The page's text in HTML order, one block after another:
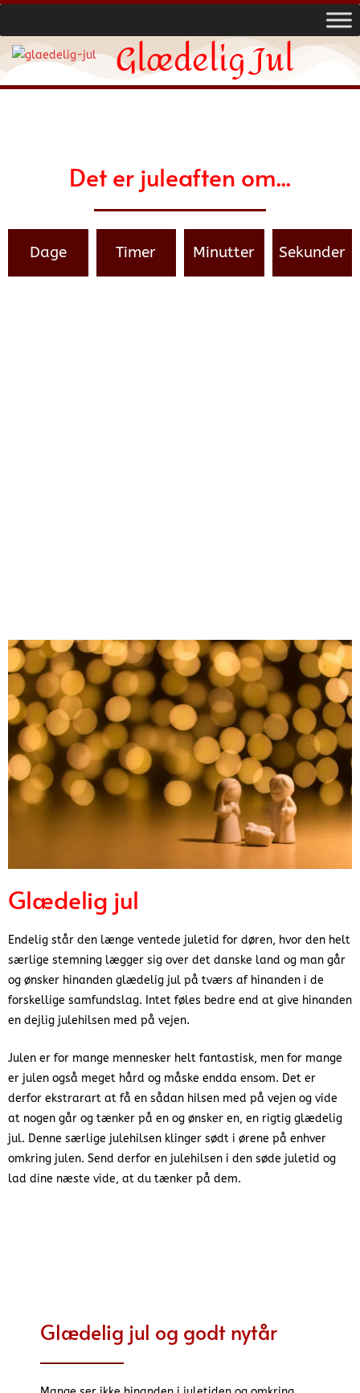
Glædelig Jul
Det er juleaften om...
Dage Timer Minutter Sekunder
Glædelig jul
Endelig står den længe ventede juletid for døren, hvor den helt
særlige stemning lægger sig over det danske land og man går
og ønsker hinanden glædelig jul på tværs af hinanden i de
forskellige samfundslag. Intet føles bedre end at give hinanden
en dejlig julehilsen med på vejen.
Julen er for mange mennesker helt fantastisk, men for mange
er julen også meget hård og måske endda ensom. Det er
derfor ekstrarart at få en sådan hilsen med på vejen og vide
at nogen går og tænker på en og ønsker en, en rigtig glædelig
jul. Denne særlige julehilsen klinger sødt i ørene på enhver
omkring julen. Send derfor en julehilsen i den søde juletid og
lad dine næste vide, at du tænker på dem.
Glædelig jul og godt nytår